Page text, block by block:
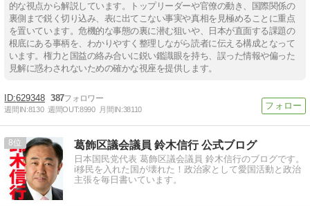
的な視点から解説しています。トップリーダーや官僚の動き、国際関係の
裏側まで鋭く切り込み、表に出てこない事実や真相を見極めることに重点
を置いています。危機的な事態の裏に潜む狙いや、日本が直面する課題の
根底にある事柄を、わかりやすく整理しながら読者に伝える構成となって
います。権力と国益の絡み合いに鋭い鑑識眼を持ち、誤った情報や偏った
見解に惑わされないための確かな視座を提供します。
629348 387
週間IN:8130 週間OUT:8990 月間IN:38110
8 葛飾区議会議員 鈴木信行 公式ブログ
日本国民党代表 葛飾区議会議員 鈴木信行のブログです。
i移民を入れた国が壊れた！政治家として愛国活動と政治
主張を毎日書いています。